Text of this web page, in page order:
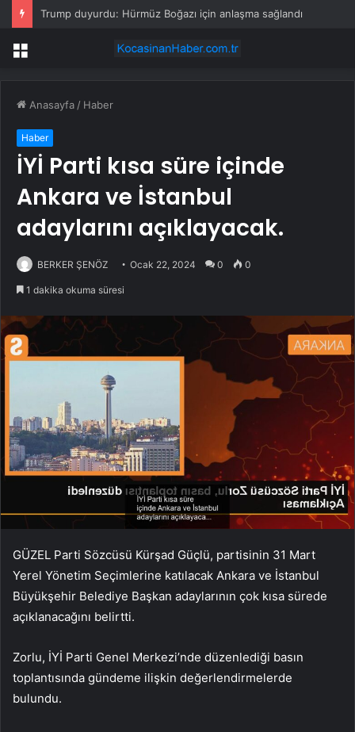
Trump duyurdu: Hürmüz Boğazı için anlaşma sağlandı
Menü
Anasayfa / Haber
Haber
İYİ Parti kısa süre içinde
Ankara ve İstanbul
adaylarını açıklayacak.
BERKER ŞENÖZ Ocak 22, 2024 0 0
1 dakika okuma süresi
GÜZEL Parti Sözcüsü Kürşad Güçlü, partisinin 31 Mart
Yerel Yönetim Seçimlerine katılacak Ankara ve İstanbul
Büyükşehir Belediye Başkan adaylarının çok kısa sürede
açıklanacağını belirtti.
Zorlu, İYİ Parti Genel Merkezi’nde düzenlediği basın
toplantısında gündeme ilişkin değerlendirmelerde
bulundu.